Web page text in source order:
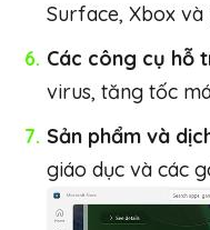
Surface, Xbox và
Các công cụ hỗ
virus, tăng tốc
Sản phẩm và
giáo dục và các